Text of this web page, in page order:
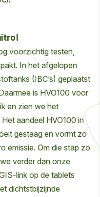
voorzichtig testen,
In het afgelopen
(IBC’s) geplaatst
is HVO100 voor
en zien we het
aandeel HVO100 in
gestaag en vormt zo
emissie. Om die stap zo
verder dan onze
link op de tablets
dichtstbijzijnde